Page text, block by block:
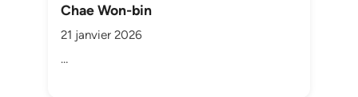
Chae Won-bin
21 janvier 2026
…